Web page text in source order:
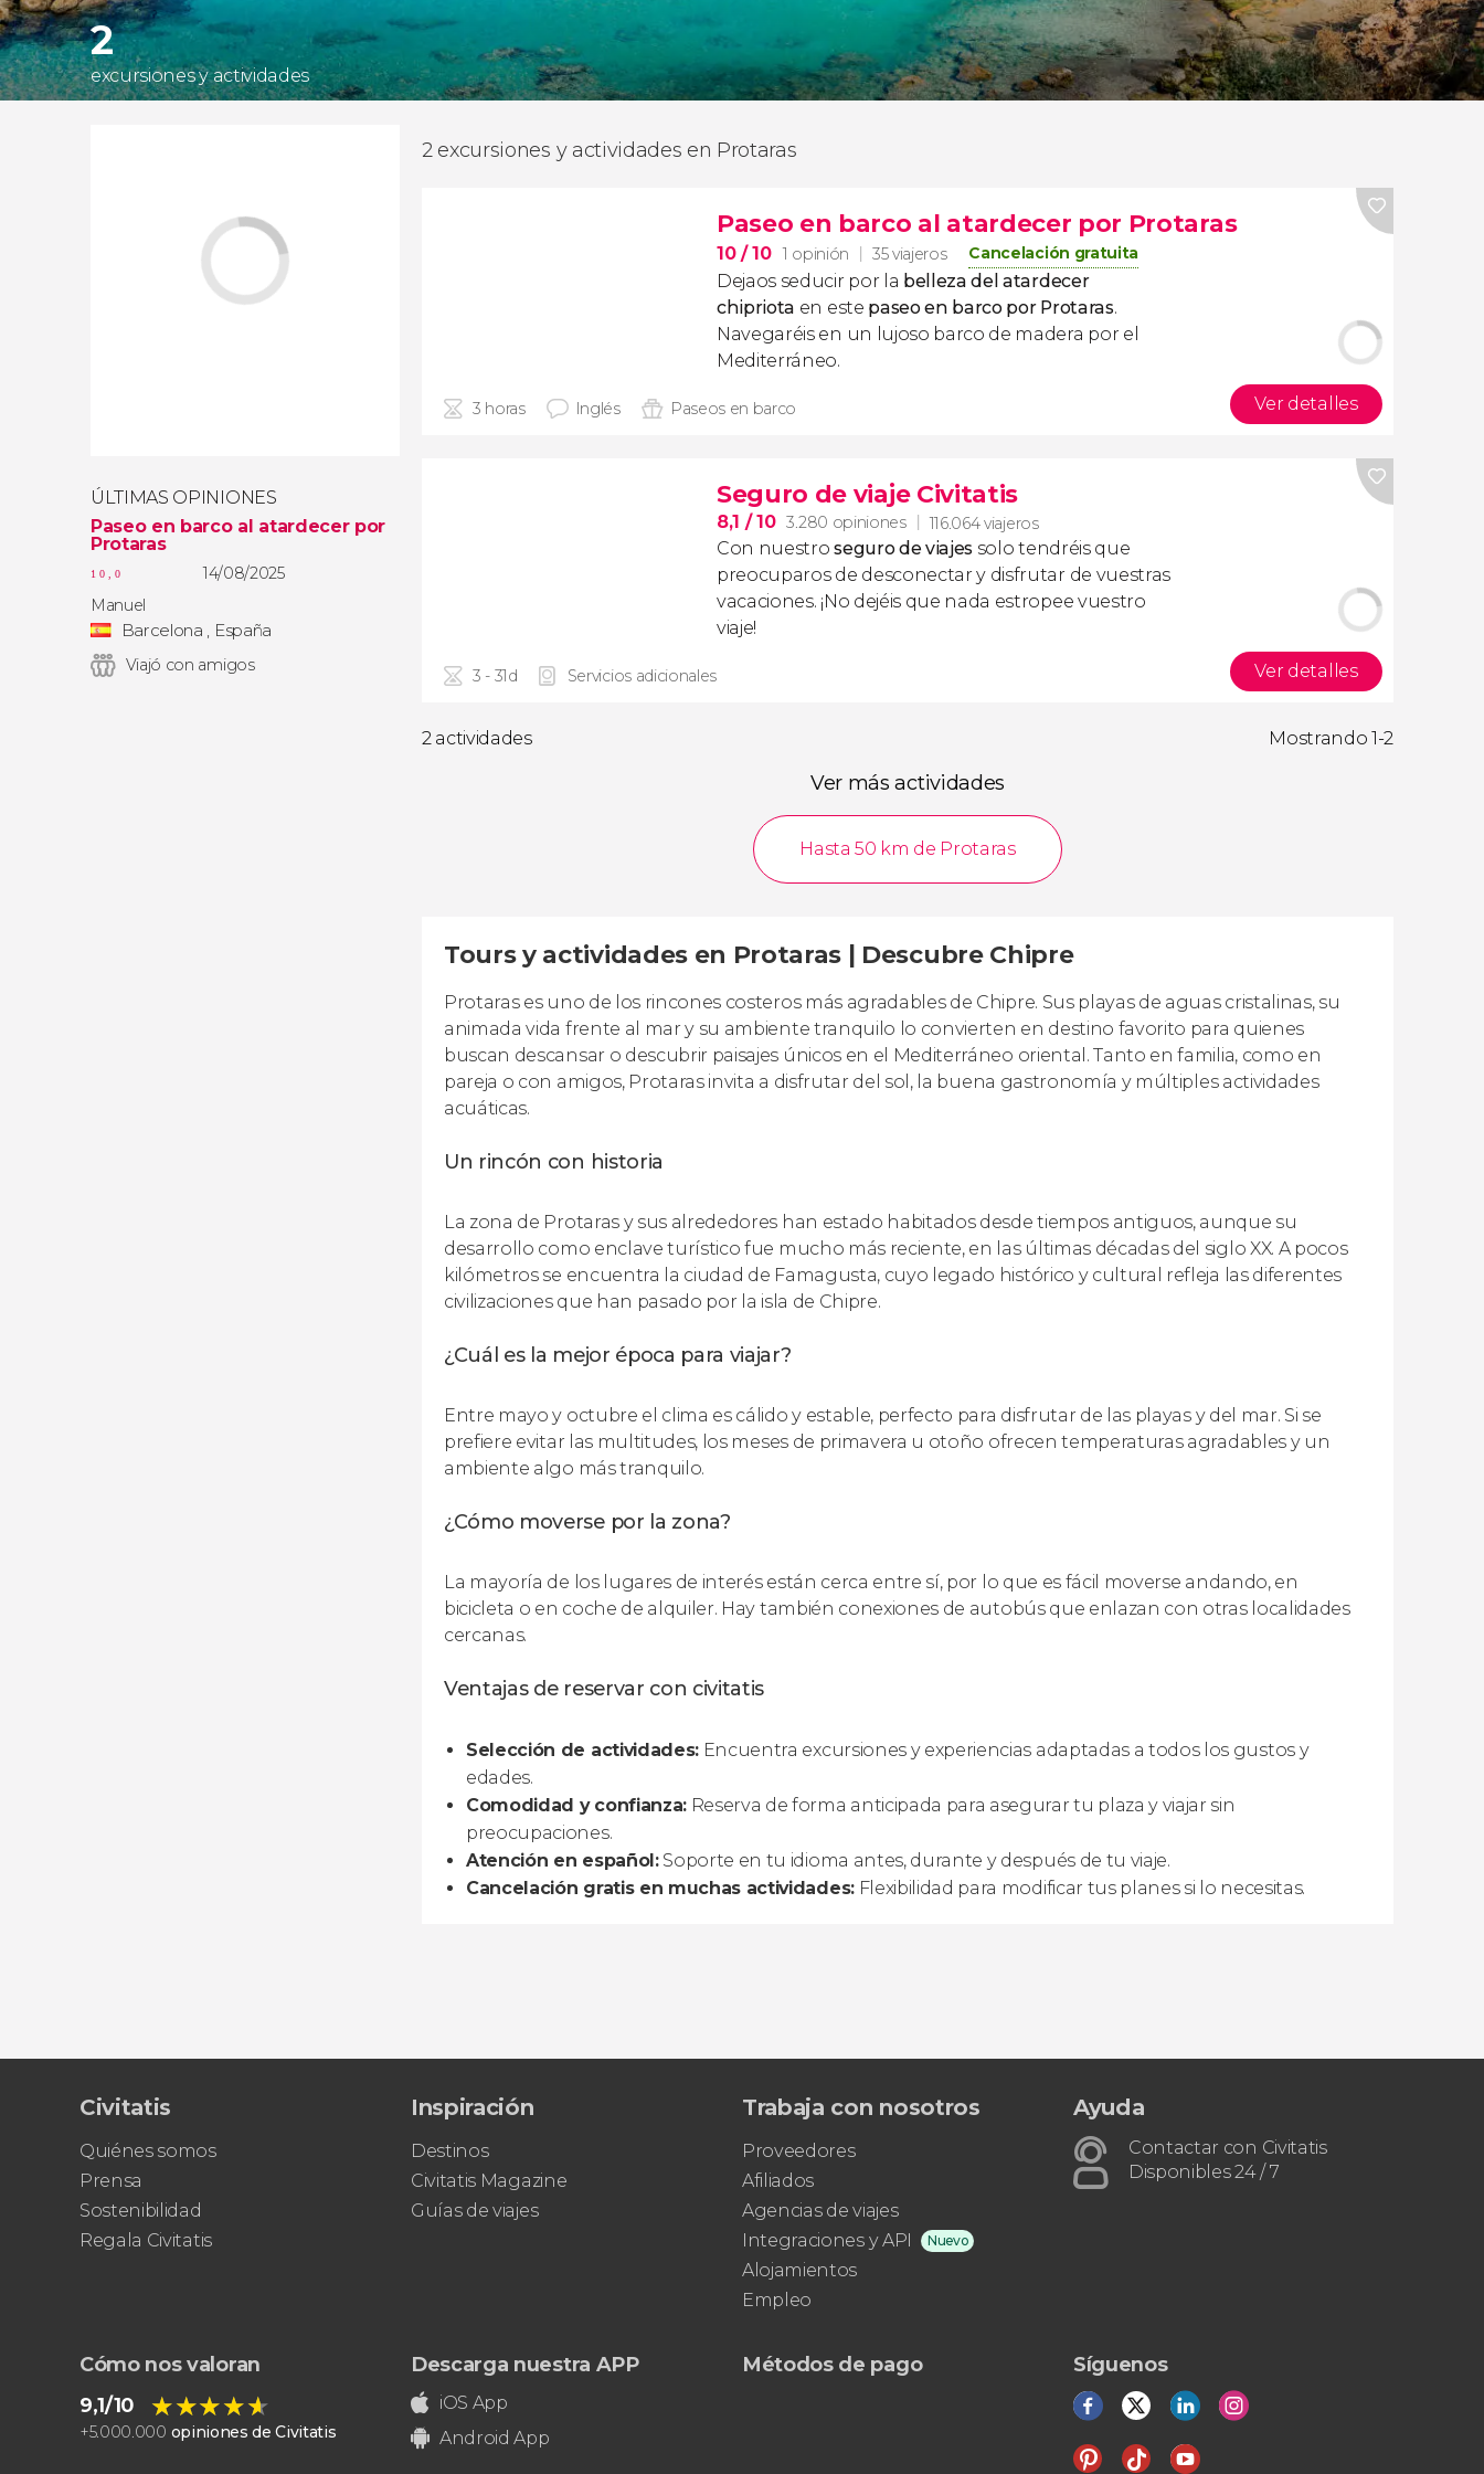
2
excursiones y actividades
ÚLTIMAS OPINIONES
Paseo en barco al atardecer por
Protaras
10,0
14/08/2025
Manuel
Barcelona , España
Viajó con amigos
2 excursiones y actividades en Protaras
Paseo en barco al atardecer por Protaras
10/ 10 1 opinión 35 viajeros Cancelación gratuita
Dejaos seducir por la belleza del atardecer
chipriota en este paseo en barco por Protaras.
Navegaréis en un lujoso barco de madera por el
Mediterráneo.
3 horas Inglés Paseos en barco Ver detalles
Seguro de viaje Civitatis
8,1 / 10 3.280 opiniones 116.064 viajeros
Con nuestroseguro de viajes solo tendréis que
preocuparos de desconectar y disfrutar de vuestras
vacaciones. ¡No dejéis que nada estropee vuestro
viaje!
3 - 31d Servicios adicionales Ver detalles
2 actividades Mostrando 1-2
Ver más actividades
Hasta 50 km de Protaras
Tours y actividades en Protaras | Descubre Chipre
Protaras es uno de los rincones costeros más agradables de Chipre. Sus playas de aguas cristalinas, su
animada vida frente al mar y su ambiente tranquilo lo convierten en destino favorito para quienes
buscan descansar o descubrir paisajes únicos en el Mediterráneo oriental. Tanto en familia, como en
pareja o con amigos, Protaras invita a disfrutar del sol, la buena gastronomía y múltiples actividades
acuáticas.
Un rincón con historia
La zona de Protaras y sus alrededores han estado habitados desde tiempos antiguos, aunque su
desarrollo como enclave turístico fue mucho más reciente, en las últimas décadas del siglo XX. A pocos
kilómetros se encuentra la ciudad de Famagusta, cuyo legado histórico y cultural refleja las diferentes
civilizaciones que han pasado por la isla de Chipre.
¿Cuál es la mejor época para viajar?
Entre mayo y octubre el clima es cálido y estable, perfecto para disfrutar de las playas y del mar. Si se
prefiere evitar las multitudes, los meses de primavera u otoño ofrecen temperaturas agradables y un
ambiente algo más tranquilo.
¿Cómo moverse por la zona?
La mayoría de los lugares de interés están cerca entre sí, por lo que es fácil moverse andando, en
bicicleta o en coche de alquiler. Hay también conexiones de autobús que enlazan con otras localidades
cercanas.
Ventajas de reservar con civitatis
Selección de actividades: Encuentra excursiones y experiencias adaptadas a todos los gustos y
edades.
Comodidad y confianza:Reserva de forma anticipada para asegurar tu plaza y viajar sin
preocupaciones.
Atención en español:Soporte en tu idioma antes, durante y después de tu viaje.
Cancelación gratis en muchas actividades:Flexibilidad para modificar tus planes si lo necesitas.
Civitatis
Quiénes somos
Prensa
Sostenibilidad
Regala Civitatis
Inspiración
Destinos
Civitatis Magazine
Guías de viajes
Trabaja con nosotros
Proveedores
Afiliados
Agencias de viajes
Integraciones y API
Nuevo
Alojamientos
Empleo
Ayuda
Contactar con Civitatis
Disponibles 24 / 7
Cómo nos valoran
9,1/10
★★★★★
★★★★★
+5.000.000 opiniones de Civitatis
Descarga nuestra APP
iOS App
Android App
Métodos de pago Síguenos